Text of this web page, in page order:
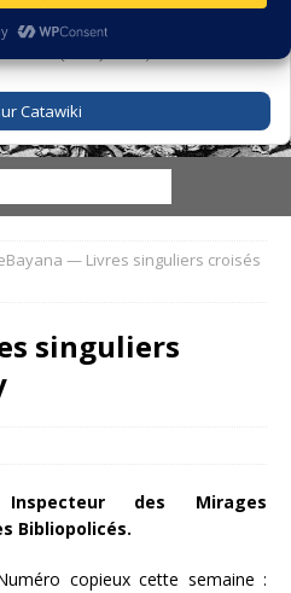
Catawiki
— Livres singuliers croisés
singuliers
Inspecteur des Mirages
Bibliopolicés.
copieux cette semaine :